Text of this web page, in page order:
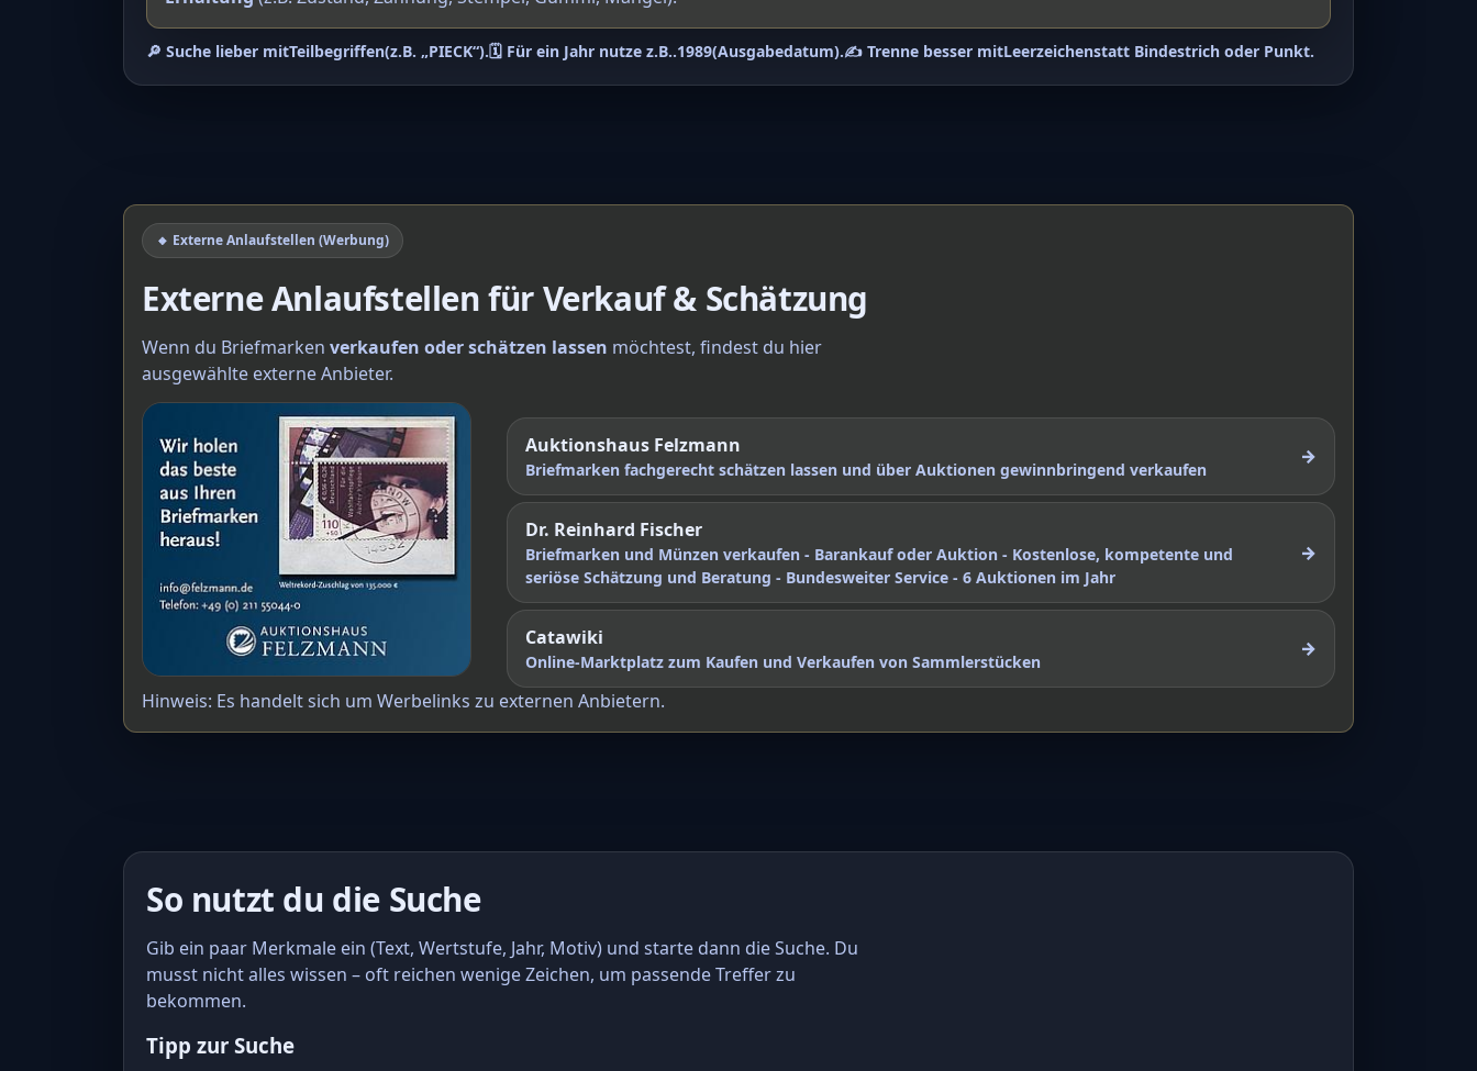
🔎 Suche lieber mitTeilbegriffen(z.B. „PIECK“).🗓️ Für ein Jahr nutze z.B..1989(Ausgabedatum).✍️ Trenne besser mitLeerzeichenstatt Bindestrich oder Punkt.
🔸 Externe Anlaufstellen (Werbung)
Externe Anlaufstellen für Verkauf & Schätzung
Wenn du Briefmarken verkaufen oder schätzen lassen möchtest, findest du hier
ausgewählte externe Anbieter.
Auktionshaus Felzmann
Briefmarken fachgerecht schätzen lassen und über Auktionen gewinnbringend verkaufen
→
Dr. Reinhard Fischer
Briefmarken und Münzen verkaufen - Barankauf oder Auktion - Kostenlose, kompetente und
seriöse Schätzung und Beratung - Bundesweiter Service - 6 Auktionen im Jahr
→
Catawiki
Online-Marktplatz zum Kaufen und Verkaufen von Sammlerstücken
→
Hinweis: Es handelt sich um Werbelinks zu externen Anbietern.
So nutzt du die Suche
Gib ein paar Merkmale ein (Text, Wertstufe, Jahr, Motiv) und starte dann die Suche. Du
musst nicht alles wissen – oft reichen wenige Zeichen, um passende Treffer zu
bekommen.
Tipp zur Suche